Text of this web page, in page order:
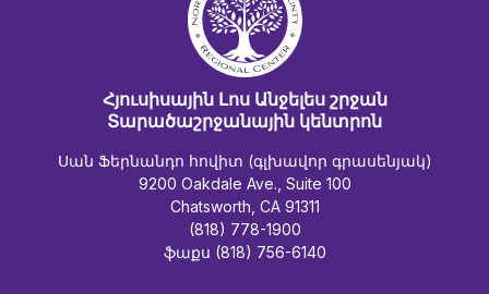
Հյուսիսային Լոս Անջելես շրջան
Տարածաշրջանային կենտրոն
Սան Ֆերնանդո հովիտ (գլխավոր գրասենյակ)
9200 Oakdale Ave., Suite 100
Chatsworth, CA 91311
(818) 778-1900
ֆաքս (818) 756-6140